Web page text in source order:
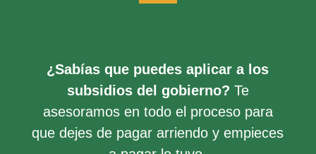
¿Sabías que puedes aplicar a los
subsidios del gobierno? Te
asesoramos en todo el proceso para
que dejes de pagar arriendo y empieces